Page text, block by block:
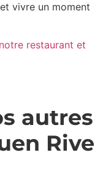
vivre un moment
notre restaurant et
autres
Rive